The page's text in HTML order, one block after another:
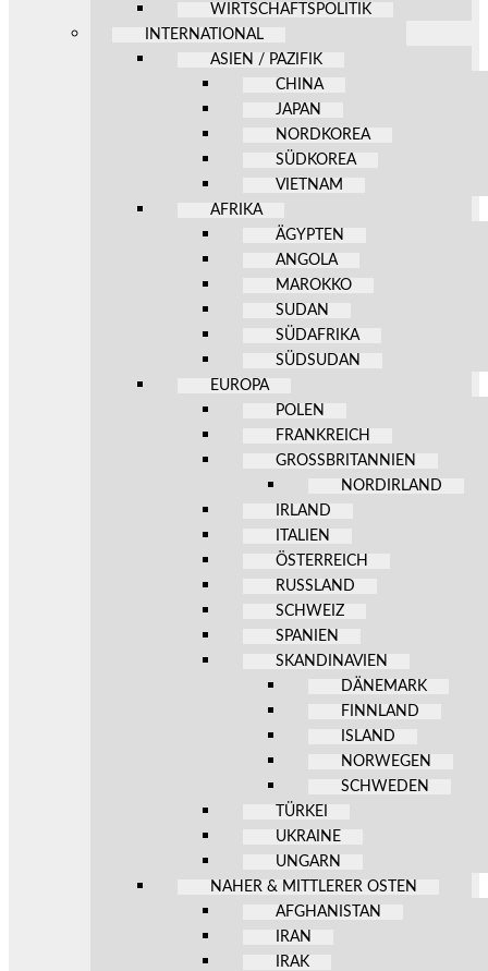
WIRTSCHAFTSPOLITIK
INTERNATIONAL
ASIEN / PAZIFIK
CHINA
JAPAN
NORDKOREA
SÜDKOREA
VIETNAM
AFRIKA
ÄGYPTEN
ANGOLA
MAROKKO
SUDAN
SÜDAFRIKA
SÜDSUDAN
EUROPA
POLEN
FRANKREICH
GROSSBRITANNIEN
NORDIRLAND
IRLAND
ITALIEN
ÖSTERREICH
RUSSLAND
SCHWEIZ
SPANIEN
SKANDINAVIEN
DÄNEMARK
FINNLAND
ISLAND
NORWEGEN
SCHWEDEN
TÜRKEI
UKRAINE
UNGARN
NAHER & MITTLERER OSTEN
AFGHANISTAN
IRAN
IRAK